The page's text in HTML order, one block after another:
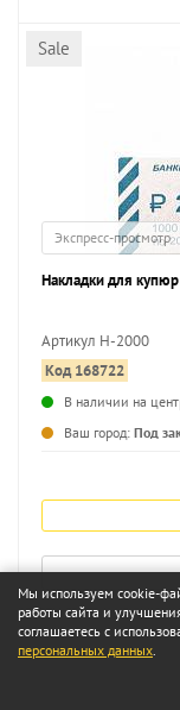
Sale
Экспресс-просмотр
Накладки для
Артикул Н-2000
Код 168722
В наличии на
Ваш город: Под
Мы используем cookie-
работы сайта и
соглашаетесь с
персональных данных.